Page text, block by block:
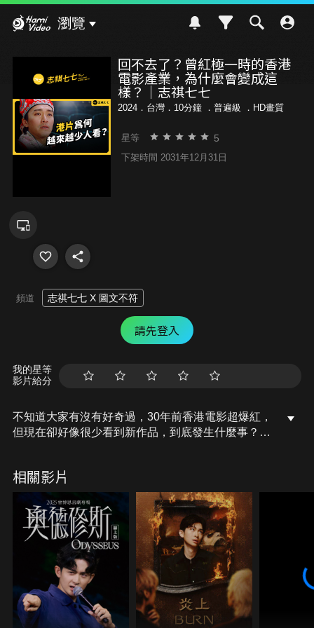
瀏覽
回不去了？曾紅極一時的香港
電影產業，為什麼會變成這
樣？｜志祺七七
2024．台灣．10分鐘 ． 普遍級 ．HD畫質
星等 5
下架時間 2031年12月31日
頻道 志祺七七 X 圖文不符
請先登入
我的星等
影片給分
不知道大家有沒有好奇過，30年前香港電影超爆紅，
但現在卻好像很少看到新作品，到底發生什麼事？今
相關影片